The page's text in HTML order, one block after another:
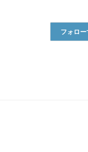
フォロー